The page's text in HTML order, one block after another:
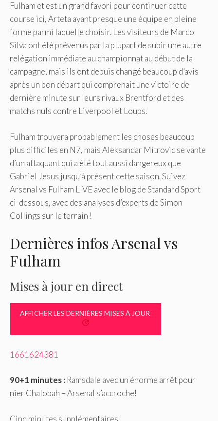
Fulham et est un grand favori pour continuer cette
course ici, Arteta ayant presque une équipe en pleine
forme parmi laquelle choisir. Les visiteurs de Marco
Silva ont été prévenus par la plupart de subir une autre
relégation immédiate au championnat au début de la
campagne, mais ils ont depuis changé beaucoup d’avis
après un bon départ qui comprenait une victoire de
dernière minute sur leurs rivaux Brentford et des
matchs nuls contre Liverpool et Loups.
Fulham trouvera probablement les choses beaucoup
plus difficiles en N7, mais Aleksandar Mitrovic se vante
d’un attaquant qui a été tout aussi dangereux que
Gabriel Jesus jusqu’à présent cette saison. Suivez
Arsenal vs Fulham LIVE avec le blog de Standard Sport
ci-dessous, avec des analyses d’experts de Simon
Collings sur le terrain !
Dernières infos Arsenal vs
Fulham
Mises à jour en direct
AFFICHER LES DERNIÈRES MISES À JOUR
1661624381
90+1 minutes : Ramsdale avec un énorme arrêt pour
nier Chalobah – Arsenal s’accroche!
Cinq minutes supplémentaires.